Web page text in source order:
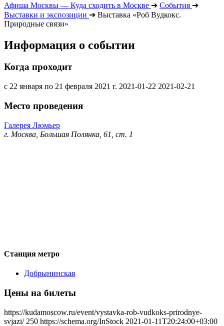
Афиша Москвы — Куда сходить в Москве ➔ События ➔
Выставки и экспозиции ➔ Выставка «Роб Вудкокс.
Природные связи»
Информация о событии
Когда проходит
с 22 января по 21 февраля 2021 г. 2021-01-22 2021-02-21
Место проведения
Галерея Люмьер
г. Москва, Большая Полянка, 61, ст. 1
Станция метро
Добрынинская
Цены на билеты
https://kudamoscow.ru/event/vystavka-rob-vudkoks-prirodnye-
svjazi/ 250 https://schema.org/InStock 2021-01-11T20:24:00+03:00